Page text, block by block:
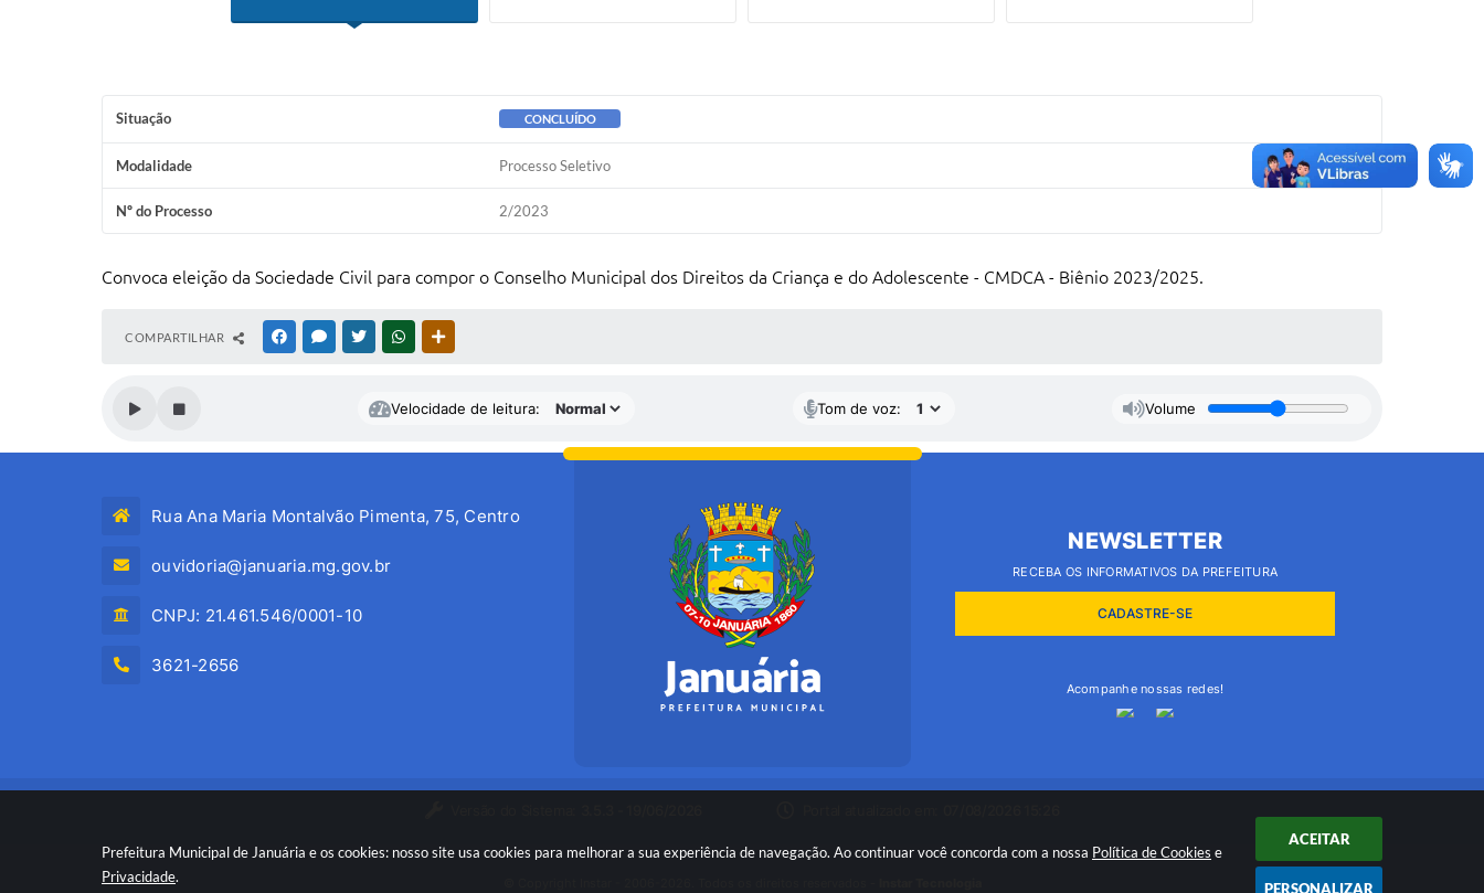
Prefeitura Municipal de Januária e os cookies: nosso site usa cookies para melhorar a sua experiência de navegação. Ao continuar você concorda com a nossa Política de Cookies e
Privacidade.
ACEITAR
PERSONALIZAR
Situação CONCLUÍDO
Modalidade Processo Seletivo
Nº do Processo 2/2023
Convoca eleição da Sociedade Civil para compor o Conselho Municipal dos Direitos da Criança e do Adolescente - CMDCA - Biênio 2023/2025.
COMPARTILHAR FACEBOOKMESSENGER
TWITTERWHATSAPP
Velocidade de leitura: Tom de voz: Volume
Rua Ana Maria Montalvão Pimenta, 75, Centro
ouvidoria@januaria.mg.gov.br
CNPJ: 21.461.546/0001-10
3621-2656
NEWSLETTER
RECEBA OS INFORMATIVOS DA PREFEITURA
CADASTRE-SE
Acompanhe nossas redes!